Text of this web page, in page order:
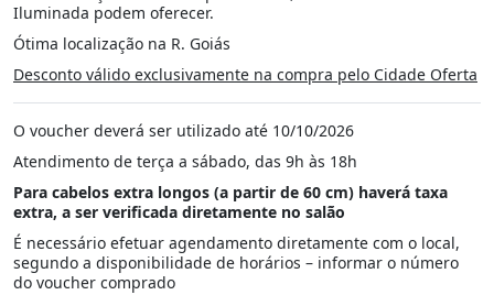
Iluminada podem oferecer.
Ótima localização na R. Goiás
Desconto válido exclusivamente na compra pelo Cidade Oferta
O voucher deverá ser utilizado até 10/10/2026
Atendimento de terça a sábado, das 9h às 18h
Para cabelos extra longos (a partir de 60 cm) haverá taxa
extra, a ser verificada diretamente no salão
É necessário efetuar agendamento diretamente com o local,
segundo a disponibilidade de horários – informar o número
do voucher comprado